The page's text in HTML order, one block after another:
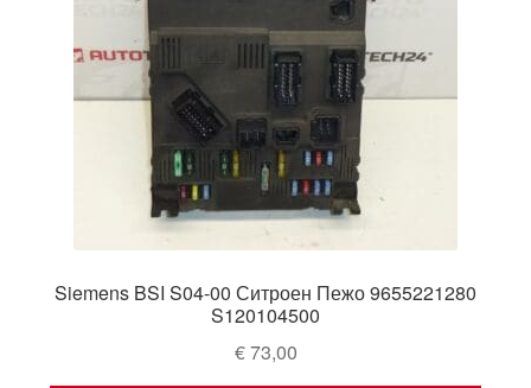
Siemens BSI S04-00 Ситроен Пежо 9655221280
S120104500
€73,00